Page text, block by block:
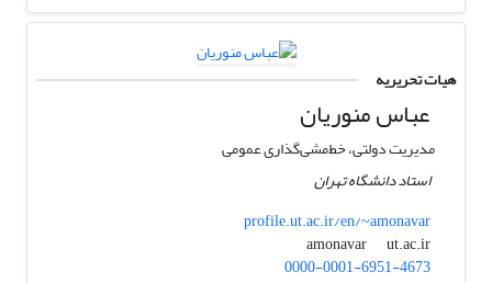
هیات تحریریه
عباس منوریان
مدیریت دولتی، خط‌مشی‌گذاری عمومی
استاد دانشگاه تهران
profile.ut.ac.ir/en/~amonavar
amonavar
ut.ac.ir
0000-0001-6951-4673